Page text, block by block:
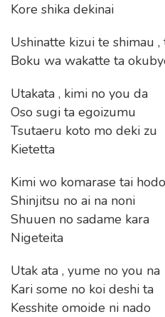
Kore shika dekinai
Ushinatte kizui te shimau ,
Boku wa wakatte ta
Utakata , kimi no you da
Oso sugi ta egoizumu
Tsutaeru koto mo deki zu
Kietetta
Kimi wo komarase tai hodo
Shinjitsu no ai na noni
Shuuen no sadame kara
Nigeteita
Utak ata , yume no you na
Kari some no koi deshi ta
Kesshite omoide ni nado